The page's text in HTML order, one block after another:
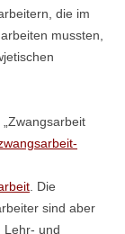
die im
mussten,
. Die
sind aber
Lehr- und